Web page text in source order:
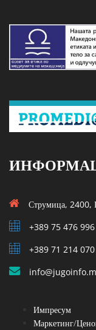
Струмица, 2400,
+389 75 476 996
+389 71 214 070
Импресум
Маркетинг/